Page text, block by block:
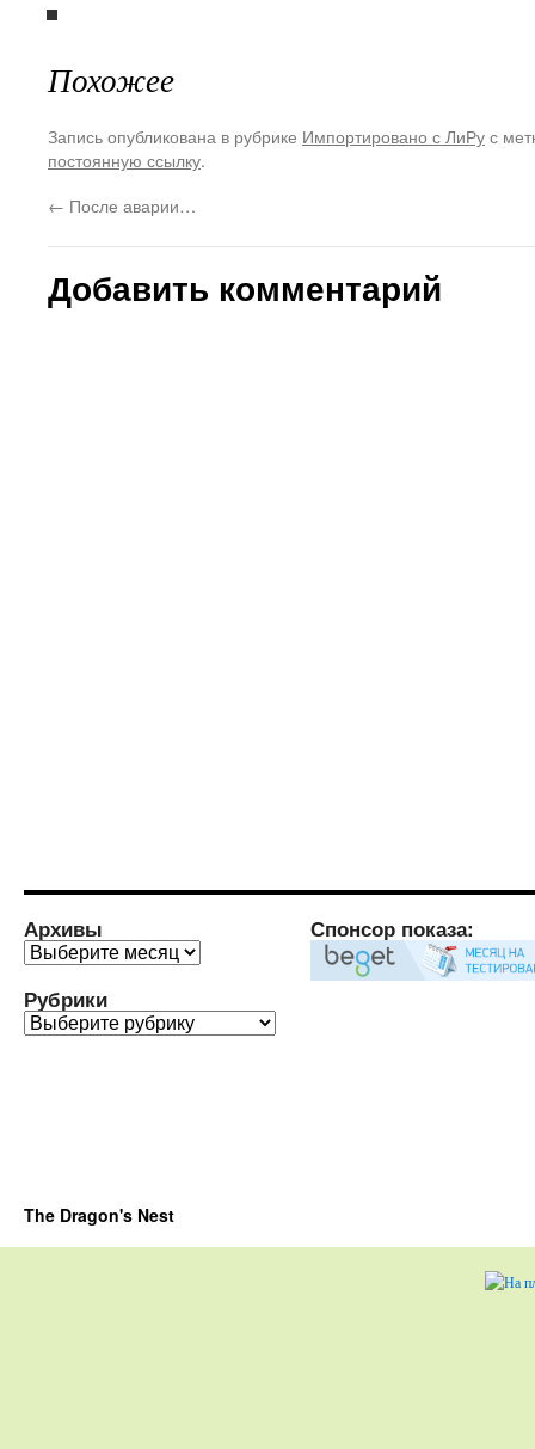
Похожее
Запись опубликована в рубрике Импортировано с ЛиРус
постоянную ссылку.
← После аварии…
Добавить комментарий
Архивы
Архивы
Рубрики
Рубрики
Спонсор показа:
The Dragon's Nest